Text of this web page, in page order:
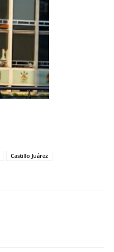
Castillo Juárez